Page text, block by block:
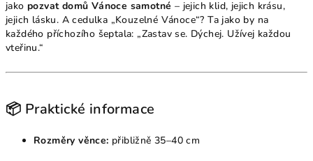
jako pozvat domů Vánoce samotné – jejich klid, jejich krásu,
jejich lásku. A cedulka „Kouzelné Vánoce“? Ta jako by na
každého příchozího šeptala: „Zastav se. Dýchej. Užívej každou
vteřinu.“
📦 Praktické informace
Rozměry věnce: přibližně 35–40 cm